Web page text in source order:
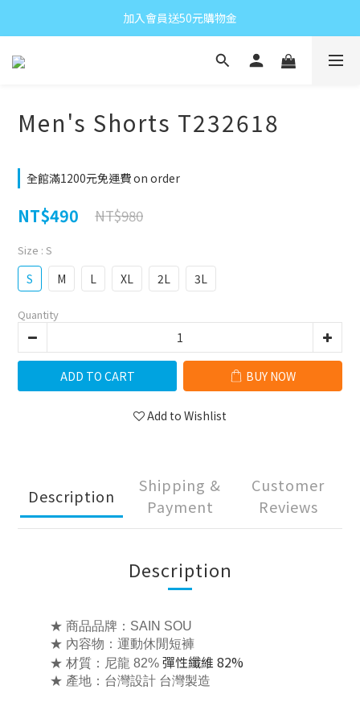
加入會員送50元購物金
Men's Shorts T232618
全館滿1200元免運費 on order
NT$490 NT$980
Size : S
S M L XL 2L 3L
Quantity
ADD TO CART BUY NOW
Add to Wishlist
Description
Shipping &
Payment
Customer
Reviews
Description
★ 商品品牌：SAIN SOU
★ 內容物：運動休閒短褲
★ 材質：尼龍 82% 彈性纖維 82%
★ 產地：台灣設計 台灣製造